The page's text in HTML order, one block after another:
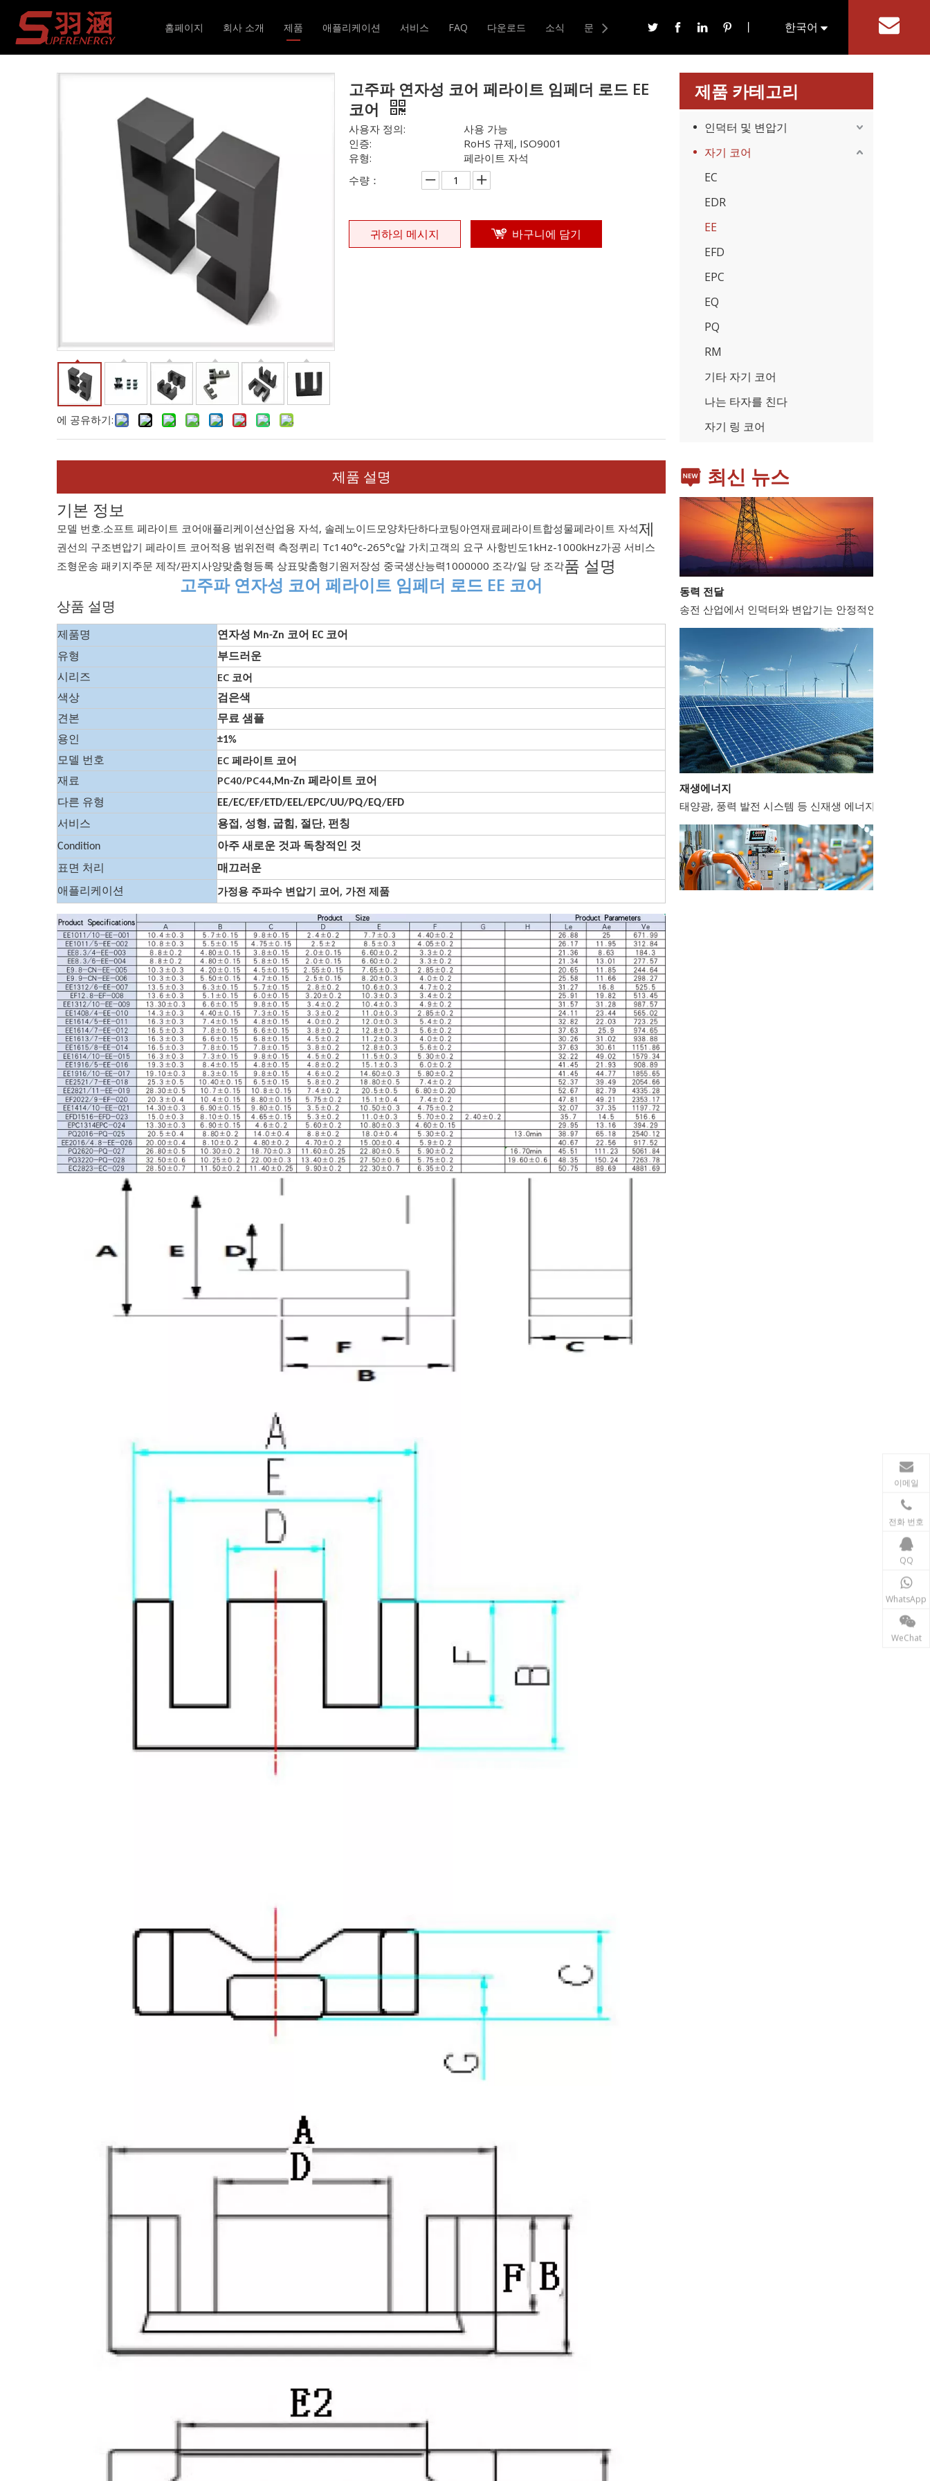
홈페이지 회사 소개 제품
인덕터 및 변압기
애플리케이션 서비스 FAQ 다운로드 소식 문의하기 丨 한국어
English
현재 위치: 홈페이지
에 공유하기:
고주파 연자성 코어 페라이트 임페더 로드 EE
코어
사용자 정의:
사용 가능
인증:
RoHS 규제, ISO9001
유형:
페라이트 자석
수량：
귀하의 메시지 바구니에 담기
제품 설명
기본 정보
모델 번호.소프트 페라이트 코어애플리케이션산업용 자석, 솔레노이드모양차단하다코팅아연재료페라이트합성물페라이트 자석
권선의 구조변압기 페라이트 코어적용 범위전력 측정퀴리 Tc140°c-265°c알 가치고객의 요구 사항빈도1kHz-1000kHz가공 서비스
조형운송 패키지주문 제작/판지사양맞춤형등록 상표맞춤형기원저장성 중국생산능력1000000 조각/일 당 조각
제
품 설명
고주파 연자성 코어 페라이트 임페더 로드 EE 코어
상품 설명
제품명
연자성 Mn-Zn 코어 EC 코어
유형
부드러운
시리즈
EC 코어
색상
검은색
견본
무료 샘플
용인
±1%
모델 번호
EC 페라이트 코어
재료 PC40/PC44,Mn-Zn 페라이트 코어
다른 유형
EE/EC/EF/ETD/EEL/EPC/UU/PQ/EQ/EFD
서비스
용접, 성형, 굽힘, 절단, 펀칭
Condition
아주 새로운 것과 독창적인 것
표면 처리
매끄러운
애플리케이션 가정용 주파수 변압기 코어, 가전 제품
제품 카테고리
인덕터 및 변압기
자기 코어
EC
EDR
EE
EFD
EPC
EQ
PQ
RM
기타 자기 코어
나는 타자를 친다
자기 링 코어
최신 뉴스
가전제품
스마트폰, 태블릿, 웨어러블 기기 등 가전제품이 확
동력 전달
송전 산업에서 인덕터와 변압기는 안정적인 전력망
재생에너지
태양광, 풍력 발전 시스템 등 신재생 에너지 분야에서
송전 산업에서 인덕터와 변압기는 안정적인 전력망
이메일
전화 번호
QQ
WhatsApp
WeChat